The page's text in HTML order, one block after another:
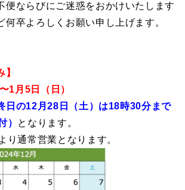
便ならびにご迷惑をおかけいたします
何卒よろしくお願い申し上げます。
】
1月5日（日）
日の12月28日（土）は18時30分まで
） となります。
り通常営業となります。